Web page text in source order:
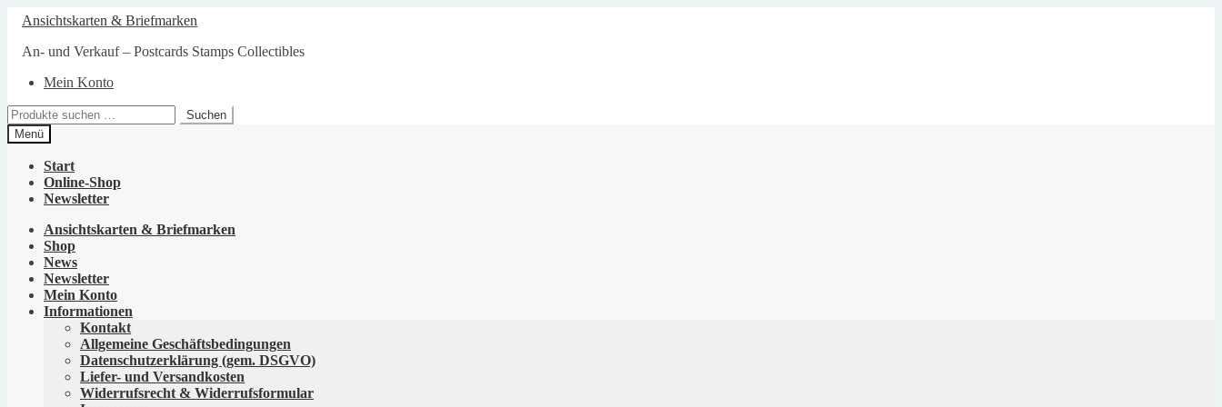
Zur
Navigation
springen
Zum
Inhalt
springen
Ansichtskarten & Briefmarken
An- und Verkauf – Postcards Stamps Collectibles
Mein Konto
Suchen
nach:
Suchen
Menü
Start
Online-Shop
Newsletter
Ansichtskarten & Briefmarken
Shop
News
Newsletter
Mein Konto
Informationen
Kontakt
Allgemeine Geschäftsbedingungen
Datenschutzerklärung (gem. DSGVO)
Liefer- und Versandkosten
Widerrufsrecht & Widerrufsformular